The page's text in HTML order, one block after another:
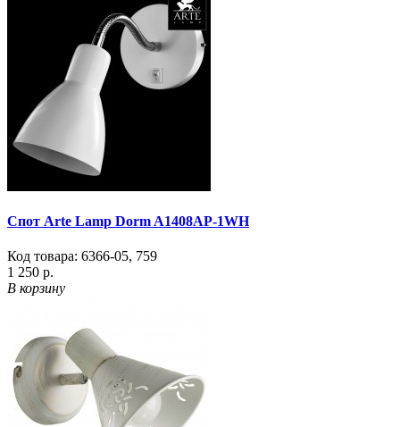
Спот Arte Lamp Dorm A1408AP-1WH
Код товара: 6366-05, 759
1 250 р.
В корзину